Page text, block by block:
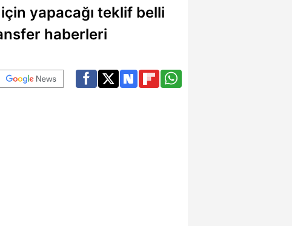
için yapacağı teklif belli
haberleri